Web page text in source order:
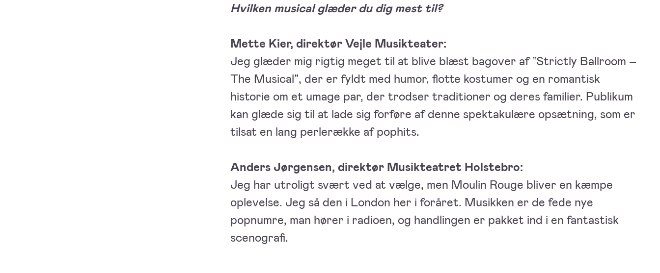
Hvilken musical glæder du dig mest til?
Mette Kier, direktør Vejle Musikteater:
Jeg glæder mig rigtig meget til at blive blæst bagover af ”Strictly Ballroom –
The Musical”, der er fyldt med humor, flotte kostumer og en romantisk
historie om et umage par, der trodser traditioner og deres familier. Publikum
kan glæde sig til at lade sig forføre af denne spektakulære opsætning, som er
tilsat en lang perlerække af pophits.
Anders Jørgensen, direktør Musikteatret Holstebro:
Jeg har utroligt svært ved at vælge, men Moulin Rouge bliver en kæmpe
oplevelse. Jeg så den i London her i foråret. Musikken er de fede nye
popnumre, man hører i radioen, og handlingen er pakket ind i en fantastisk
scenografi.